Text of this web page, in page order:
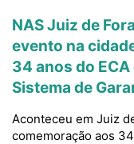
NAS Juiz de
evento na
34 anos do ECA
Sistema de
Aconteceu em Juiz
comemoração aos